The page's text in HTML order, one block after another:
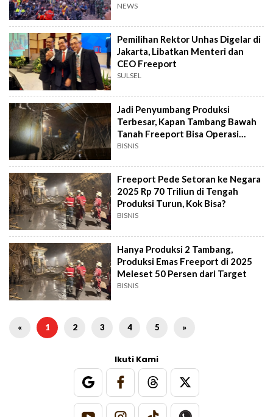
NEWS
Pemilihan Rektor Unhas Digelar di
Jakarta, Libatkan Menteri dan
CEO Freeport
SULSEL
Jadi Penyumbang Produksi
Terbesar, Kapan Tambang Bawah
Tanah Freeport Bisa Operasi
Kembali
BISNIS
Freeport Pede Setoran ke Negara
2025 Rp 70 Triliun di Tengah
Produksi Turun, Kok Bisa?
BISNIS
Hanya Produksi 2 Tambang,
Produksi Emas Freeport di 2025
Meleset 50 Persen dari Target
BISNIS
« 1 2 3 4 5 »
Ikuti Kami